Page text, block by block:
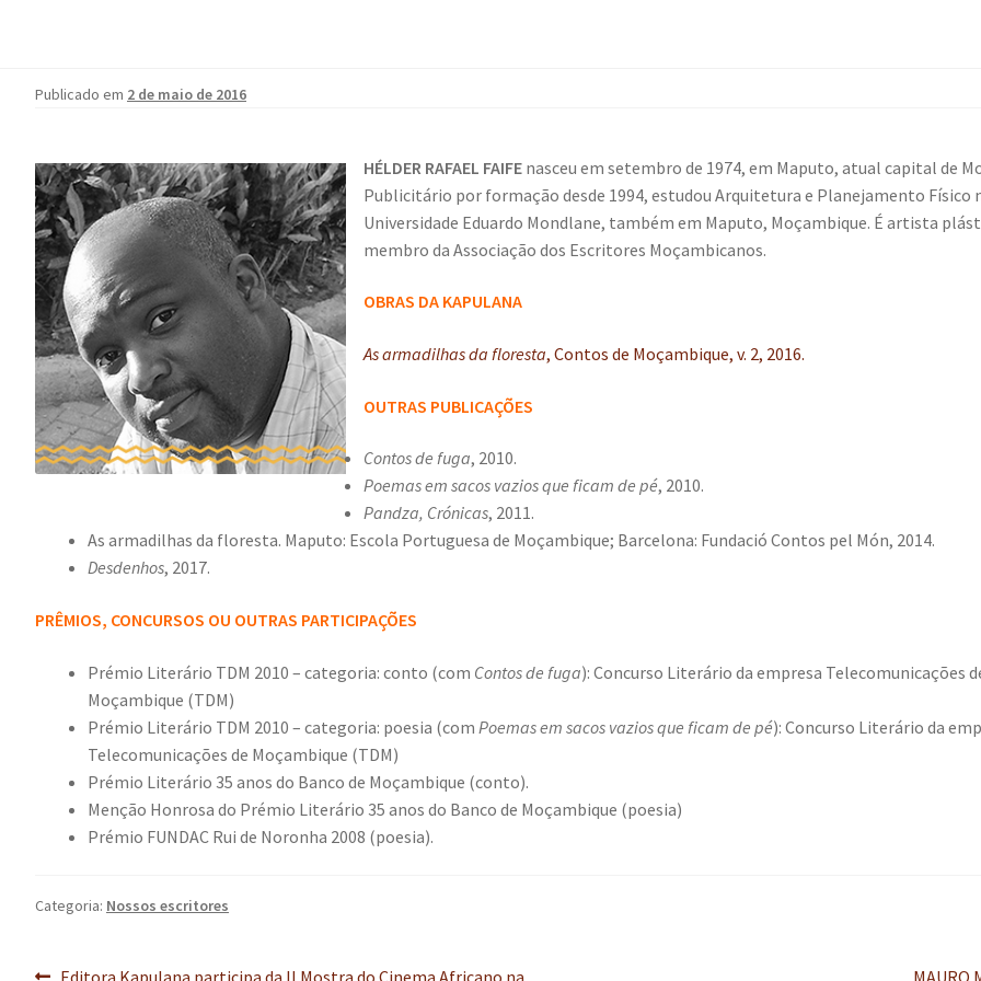
Publicado em 2 de maio de 2016
HÉLDER RAFAEL FAIFE nasceu em setembro de 1974, em Maputo, atual capital de
Publicitário por formação desde 1994, estudou Arquitetura e Planejamento Físico
Universidade Eduardo Mondlane, também em Maputo, Moçambique. É artista
membro da Associação dos Escritores Moçambicanos.
OBRAS DA KAPULANA
As armadilhas da floresta, Contos de Moçambique, v. 2, 2016.
OUTRAS PUBLICAÇÕES
Contos de fuga, 2010.
Poemas em sacos vazios que ficam de pé, 2010.
Pandza, Crónicas, 2011.
As armadilhas da floresta. Maputo: Escola Portuguesa de Moçambique; Barcelona: Fundació Contos pel Món, 2014.
Desdenhos, 2017.
PRÊMIOS, CONCURSOS OU OUTRAS PARTICIPAÇÕES
Prémio Literário TDM 2010 – categoria: conto (com Contos de fuga): Concurso Literário da empresa Telecomunicações
Moçambique (TDM)
Prémio Literário TDM 2010 – categoria: poesia (com Poemas em sacos vazios que ficam de pé): Concurso Literário da
Telecomunicações de Moçambique (TDM)
Prémio Literário 35 anos do Banco de Moçambique (conto).
Menção Honrosa do Prémio Literário 35 anos do Banco de Moçambique (poesia)
Prémio FUNDAC Rui de Noronha 2008 (poesia).
Categoria: Nossos escritores
Post Próximo